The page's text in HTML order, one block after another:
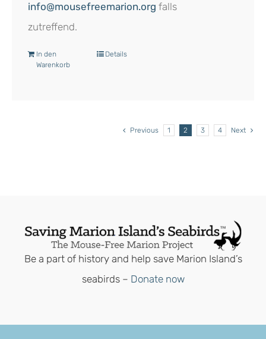
info@mousefreemarion.org falls
zutreffend.
In den
Warenkorb
Details
Previous 1 2 3 4 Next
Be a part of history and help save Marion Island’s
seabirds – Donate now